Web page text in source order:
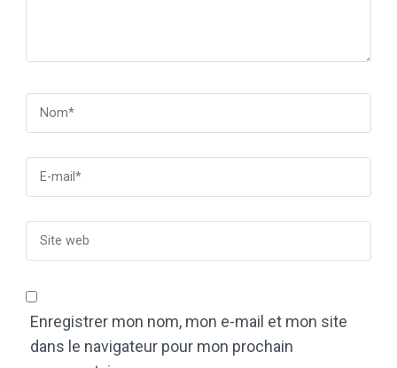
Enregistrer mon nom, mon e-mail et mon site
dans le navigateur pour mon prochain